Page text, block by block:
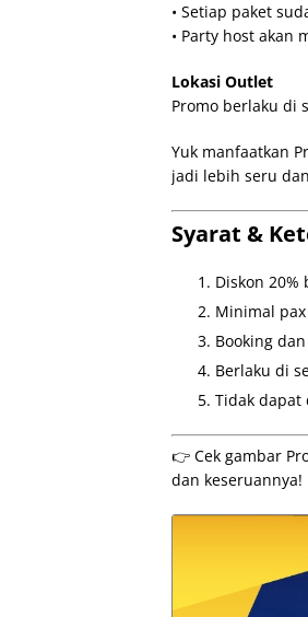
• Setiap paket
• Party host akan
Lokasi Outlet
Promo berlaku di
Yuk manfaatkan
jadi lebih seru
Syarat &
Diskon 20%
Minimal
Booking
Berlaku di
Tidak dapat
👉 Cek gambar
dan keseruannya!